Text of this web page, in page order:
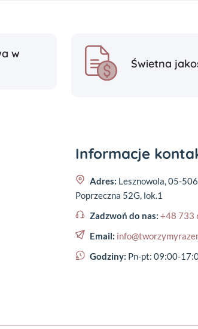
w
Świetna
Informacje
Adres: Lesznowola, 05-
Poprzeczna 52G, lok.1
Zadzwoń do nas: +48 733
Email:
Godziny: Pn-pt: 09:00-